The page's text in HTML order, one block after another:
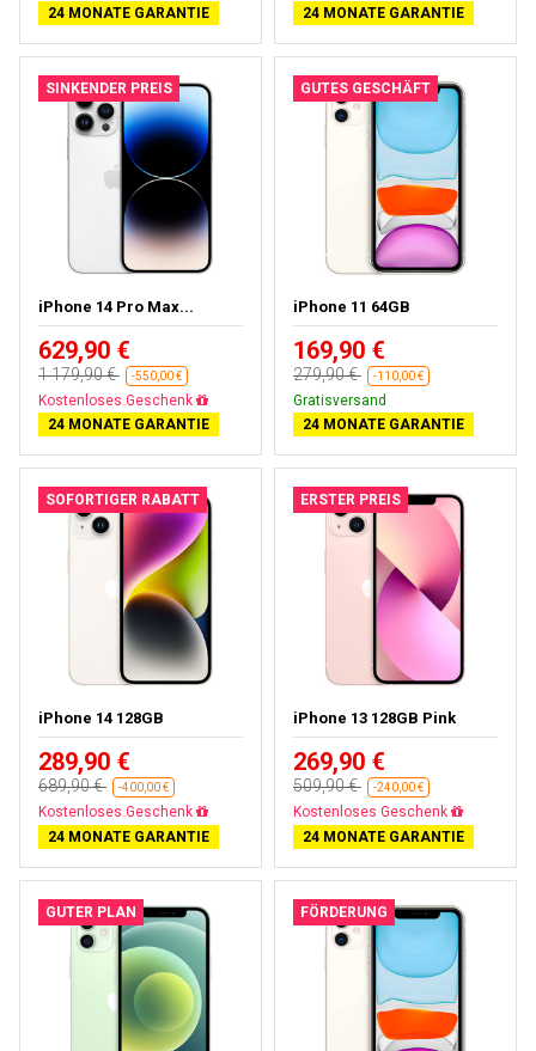
24 MONATE GARANTIE 24 MONATE GARANTIE
SINKENDER PREIS
iPhone 14 Pro Max...
629,90 €
1 179,90 € -550,00 €
Gratisversand
24 MONATE GARANTIE
GUTES GESCHÄFT
iPhone 11 64GB
169,90 €
279,90 € -110,00 €
Gratisversand
24 MONATE GARANTIE
SOFORTIGER RABATT
iPhone 14 128GB
289,90 €
689,90 € -400,00 €
Gratisversand
24 MONATE GARANTIE
ERSTER PREIS
iPhone 13 128GB Pink
269,90 €
509,90 € -240,00 €
Gratisversand
24 MONATE GARANTIE
GUTER PLAN FÖRDERUNG